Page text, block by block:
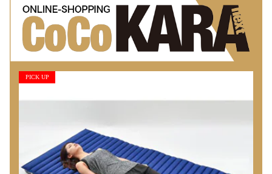
PICK UP